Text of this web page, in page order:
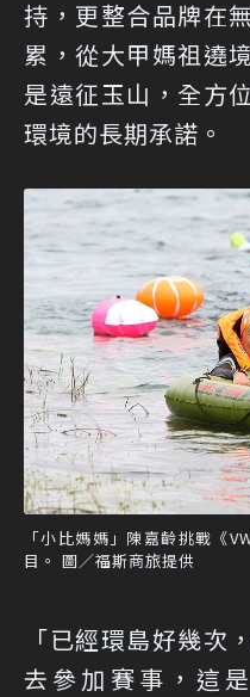
持，更整合品牌在
累，從大甲媽祖遶
是遠征玉山，全方
環境的長期承諾。
「小比媽媽」陳嘉齡挑戰《
目。 圖／福斯商旅提供
「已經環島好幾次
去參加賽事，這